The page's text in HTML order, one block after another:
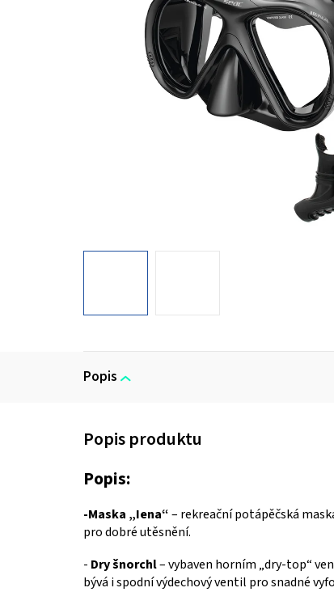
Popis
Popis:
-Maska „Iena“– rekreační potápěčská
pro dobré utěsnění.
- Dry šnorchl– vybaven horním „dry-top“
bývá i spodní výdechový ventil pro snadné